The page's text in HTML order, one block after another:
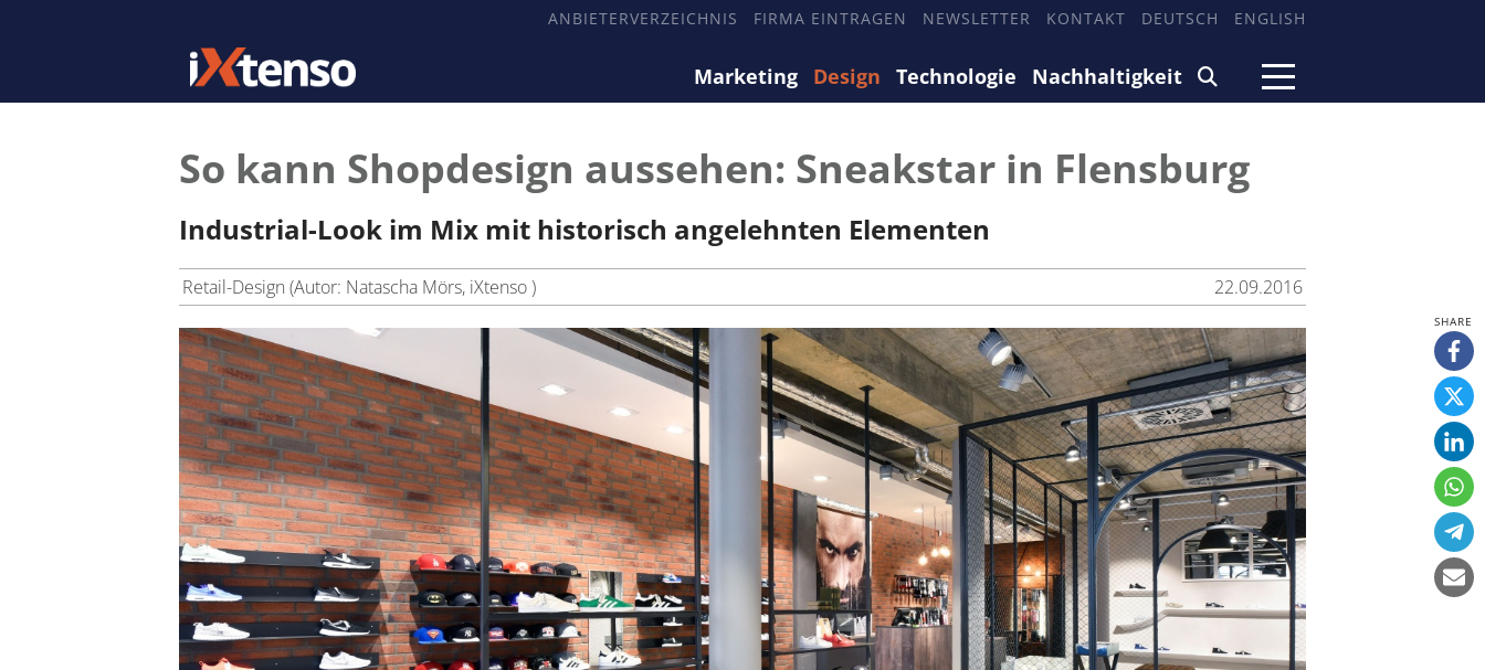
ANBIETERVERZEICHNIS FIRMA EINTRAGEN NEWSLETTER KONTAKT DEUTSCH ENGLISH
Marketing Design Technologie Nachhaltigkeit
So kann Shopdesign aussehen: Sneakstar in Flensburg
Industrial-Look im Mix mit historisch angelehnten Elementen
Retail-Design (Autor: Natascha Mörs, iXtenso ) 22.09.2016